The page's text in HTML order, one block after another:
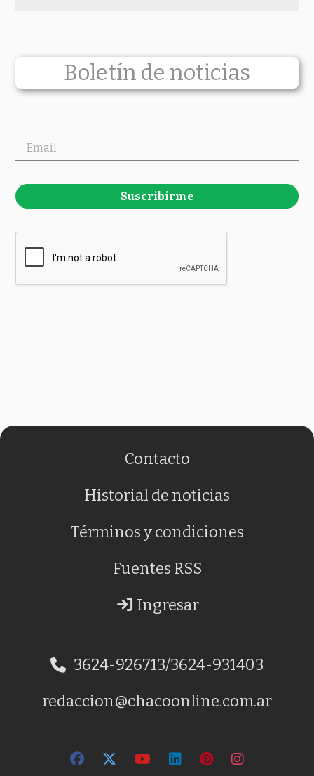
Boletín de noticias
Suscribirme
Contacto
Historial de noticias
Términos y condiciones
Fuentes RSS
Ingresar
3624-926713/3624-931403
redaccion@chacoonline.com.ar